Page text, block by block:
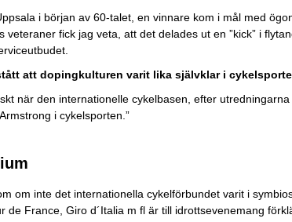
i början av 60-talet, en vinnare kom i mål med
veteraner fick jag veta, att det delades ut en ”kick” i
att dopingkulturen varit lika självklar i
när den internationelle cykelbasen, efter
i cykelsporten.”
om inte det internationella cykelförbundet varit i
de France, Giro d´Italia m fl är till idrottsevenemang